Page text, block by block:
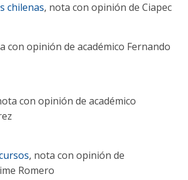
chilenas, nota con opinión de Ciapec
con opinión de académico Fernando
con opinión de académico
, nota con opinión de
Romero